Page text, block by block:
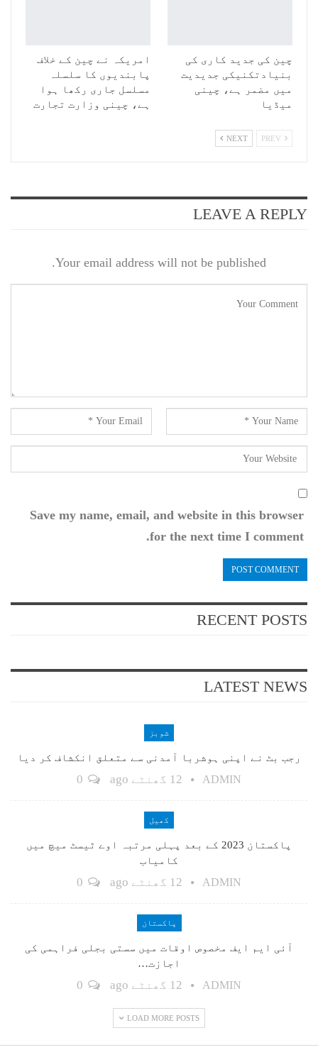
چین کی جدید کاری کی
بنیادتکنیکی جدیدیت
میں مضمر ہے، چینی
میڈیا
امریکہ نے چین کے خلاف
پابندیوں کا سلسلہ
مسلسل جاری رکھا ہوا
ہے، چینی وزارت تجارت
NEXT
LEAVE A REPLY
Your email address will not be published.
Save my name, email, and website in this browser
for the next time I comment.
RECENT POSTS
LATEST NEWS
شوبز
رجب بٹ نے اپنی ہوشربا آمدنی سے متعلق انکشاف کر دیا
ADMIN 12 گھنٹے ago
کھیل
پاکستان 2023 کے بعد پہلی مرتبہ اوے ٹیسٹ میچ میں
کامیاب
ADMIN 12 گھنٹے ago
پاکستان
آئی ایم ایف مخصوص اوقات میں سستی بجلی فراہمی کی
اجازت…
ADMIN 12 گھنٹے ago
LOAD MORE POSTS